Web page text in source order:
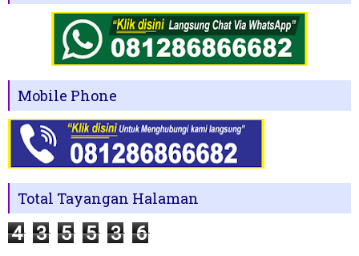
Mobile Phone
Total Tayangan Halaman
4 3 5 5 3 6